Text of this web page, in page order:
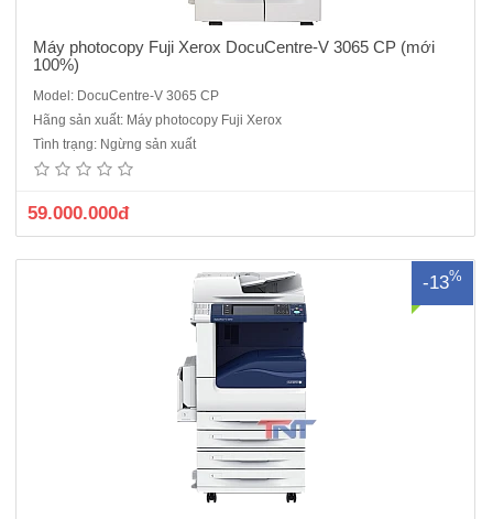
Máy photocopy Fuji Xerox DocuCentre-V 3065 CP (mới
100%)
Model: DocuCentre-V 3065 CP
Hãng sản xuất: Máy photocopy Fuji Xerox
Tình trạng: Ngừng sản xuất
59.000.000đ
-13%
Máy Photocopy Fuji Xerox DocuCentre- IV 5070 CPS ( hàng renew)
dòng máy đen trắng sản xuất năm 2016 mới 97%Chức năng chuẩn:
Copy, In mạng, Scan màu, Scan mạng.Màn hình điều khiển cảm ứng
LCD màu.Khổ giấy sao chụp: A3 – A5.Tốc độ copy: 55 trang A4/phú..